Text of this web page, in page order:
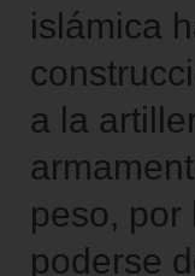
islámica
a la
peso, por
poderse